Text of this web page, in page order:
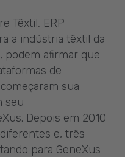
Têxtil, ERP
a indústria têxtil da
podem afirmar que
de
sua
seu
Depois em 2010
e, três
para GeneXus